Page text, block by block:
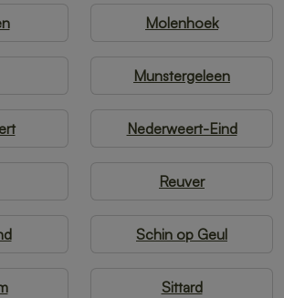
Molenhoek
Munstergeleen
Nederweert-Eind
Reuver
Schin op Geul
Sittard